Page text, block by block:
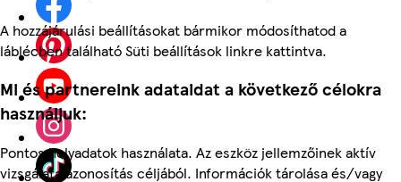
A hozzájárulási beállításokat bármikor módosíthatod a
láblécben található Süti beállítások linkre kattintva.
Mi és partnereink adataidat a következő célokra
használjuk:
Pontos helyadatok használata. Az eszköz jellemzőinek aktív
vizsgálata azonosítás céljából. Információk tárolása és/vagy